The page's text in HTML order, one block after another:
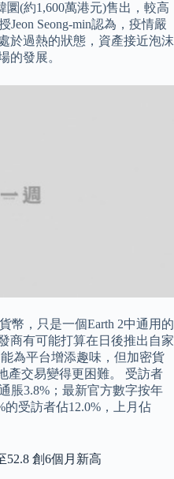
(約1,600萬港元)售出，較高
Seong-min認為，疫情嚴
於過熱的狀態，資產接近泡沫
的發展。
幣，只是一個Earth 2中通用的
商有可能打算在日後推出自家
為平台增添趣味，但加密貨
產交易變得更困難。 受訪者
脹3.8%；最新官方數字按年
的受訪者佔12.0%，上月佔
52.8 創6個月新高